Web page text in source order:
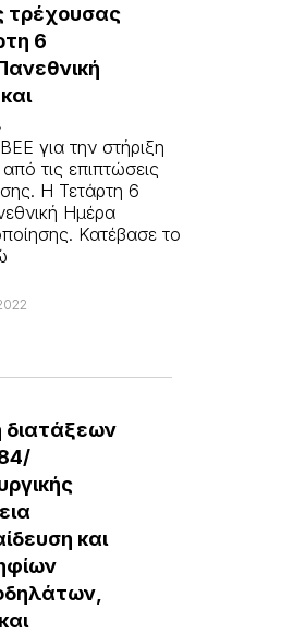
τρέχουσας
6
για την στήριξη
τις επιπτώσεις
Η Τετάρτη 6
Ημέρα
Κατέβασε το
διατάξεων
και